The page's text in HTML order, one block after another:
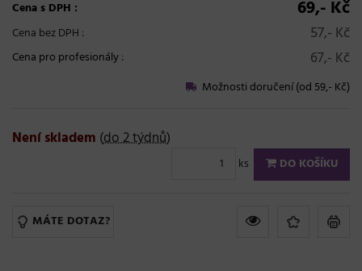
Cena s DPH : 69,- Kč
Cena bez DPH : 57,- Kč
Cena pro profesionály: 67,- Kč
Možnosti doručení (od 59,- Kč)
Není skladem (do 2 týdnů)
ks DO KOŠÍKU
MÁTE DOTAZ?